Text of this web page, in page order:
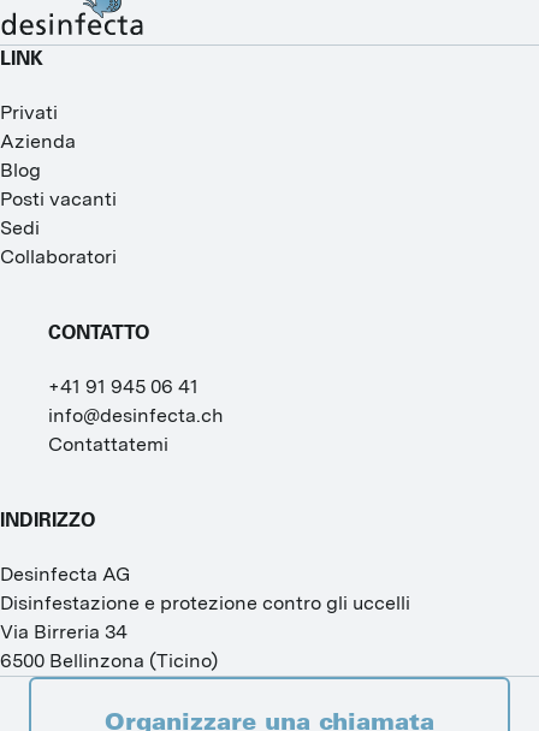
LINK
Privati
Azienda
Blog
Posti vacanti
Sedi
Collaboratori
CONTATTO
+41 91 945 06 41
info@desinfecta.ch
Contattatemi
INDIRIZZO
Desinfecta AG
Disinfestazione e protezione contro gli uccelli
Via Birreria 34
6500 Bellinzona (Ticino)
Organizzare una chiamata